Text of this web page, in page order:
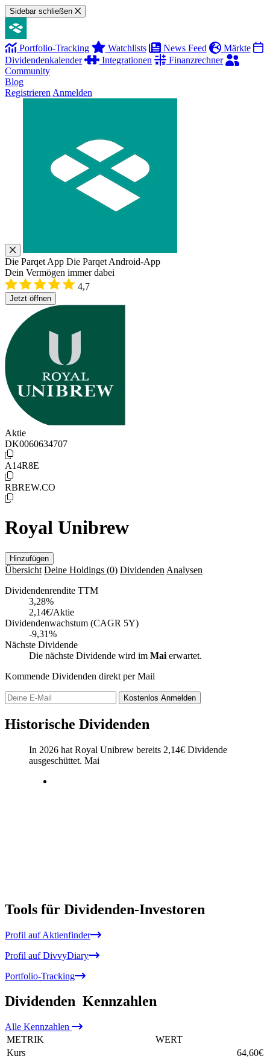
Sidebar schließen
Portfolio-Tracking Watchlists News Feed
Märkte
Dividendenkalender
Integrationen
Finanzrechner
Community
Blog
Registrieren Anmelden
Die Parqet App Die Parqet Android-App
Dein Vermögen immer dabei
4,7
Jetzt öffnen
Aktie
DK0060634707
A14R8E
RBREW.CO
Royal Unibrew
Hinzufügen
Übersicht Deine Holdings (0) Dividenden Analysen
Dividendenrendite TTM
3,28%
2,14€/Aktie
Dividendenwachstum (CAGR 5Y)
-9,31%
Nächste Dividende
Die nächste Dividende wird im Mai erwartet.
Kommende Dividenden direkt per Mail
Kostenlos Anmelden
Historische Dividenden
In 2026 hat Royal Unibrew bereits 2,14€ Dividende
ausgeschüttet. Mai
Tools für Dividenden-Investoren
Profil auf Aktienfinder
Profil auf DivvyDiary
Portfolio-Tracking
Dividenden Kennzahlen
Alle Kennzahlen
METRIK
WERT
Kurs
64,60€